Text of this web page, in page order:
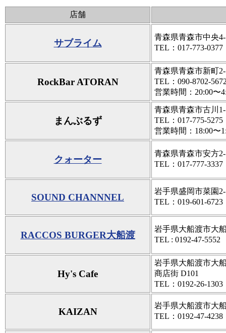
店舗
サブライム
青森県青森市中央4-
TEL：017-773-0377
RockBar ATORAN
青森県青森市新町
TEL：090-8702-
営業時間：20:00〜
まんぶるず
青森県青森市古川1-
TEL：017-775-5275
営業時間：18:00〜
クォーター
青森県青森市安方2-
TEL：017-777-3337
SOUND CHANNNEL
岩手県盛岡市菜園2-
TEL：019-601-
RACCOS BURGER大船渡
岩手県大船渡市大
TEL : 0192-47-
Hy's Cafe
岩手県大船渡市大
商店街 D101
TEL：0192-26-1303
KAIZAN
岩手県大船渡市大
TEL：0192-47-4238